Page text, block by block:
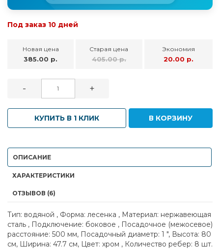
Под заказ 10 дней
Новая цена
385.00 р.
Старая цена
405.00 р.
Экономия
20.00 р.
- +
КУПИТЬ В 1 КЛИК В КОРЗИНУ
ОПИСАНИЕ
ХАРАКТЕРИСТИКИ
ОТЗЫВОВ (6)
Тип: водяной , Форма: лесенка , Материал: нержавеющая
сталь , Подключение: боковое , Посадочное (межосевое)
расстояние: 500 мм, Посадочный диаметр: 1 ", Высота: 80
см, Ширина: 47.7 см, Цвет: хром , Количество ребер: 8 шт.